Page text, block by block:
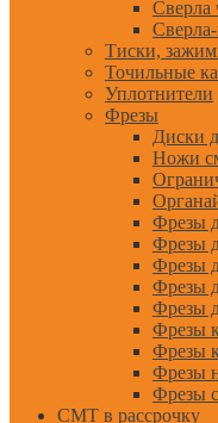
Сверла
Тиски,
Точильные
Уплотнители
Фрезы
Диски
Ножи
Фрезы
Фрезы
Фрезы
Фрезы
Фрезы
Фрезы
Фрезы
Фрезы
Фрезы
CMT в рассрочку